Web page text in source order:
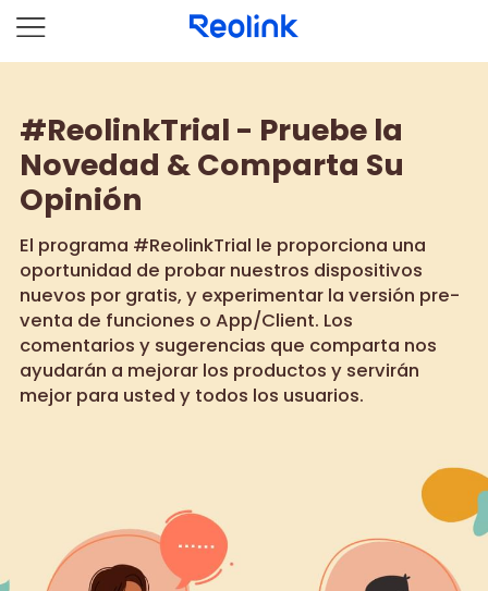
#ReolinkTrial - Pruebe la
Novedad & Comparta Su
Opinión
El programa #ReolinkTrial le proporciona una
oportunidad de probar nuestros dispositivos
nuevos por gratis, y experimentar la versión pre-
venta de funciones o App/Client. Los
comentarios y sugerencias que comparta nos
ayudarán a mejorar los productos y servirán
mejor para usted y todos los usuarios.